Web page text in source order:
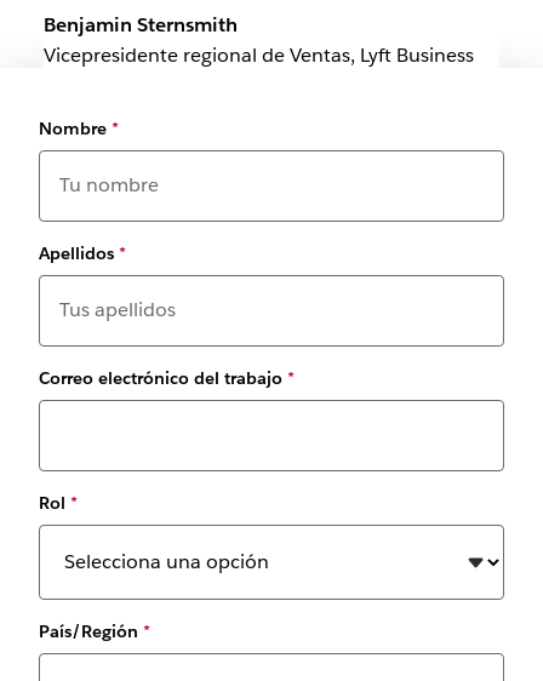
Benjamin Sternsmith
Vicepresidente regional de Ventas, Lyft Business
Nombre *
Apellidos *
Correo electrónico del trabajo *
Rol *
País/Región *